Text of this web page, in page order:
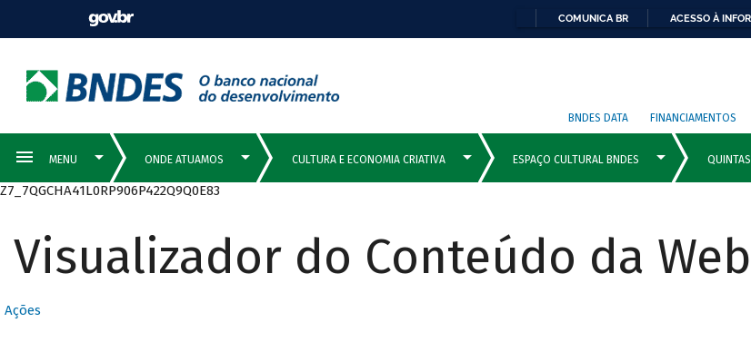
COMUNICA BR ACESSO À
BNDES DATA FINANCIAMENTOS
Z7_7QGCHA41L0RP906P422Q9Q0E83
Visualizador do Conteúdo da Web
Ações